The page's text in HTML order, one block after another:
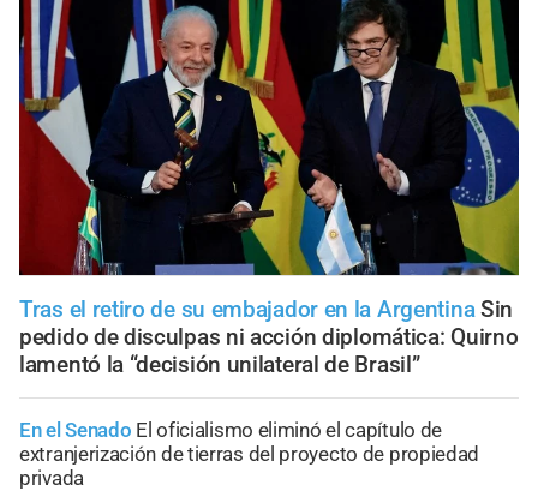
Tras el retiro de su embajador en la Argentina Sin
pedido de disculpas ni acción diplomática: Quirno
lamentó la “decisión unilateral de Brasil”
En el Senado El oficialismo eliminó el capítulo de
extranjerización de tierras del proyecto de propiedad
privada